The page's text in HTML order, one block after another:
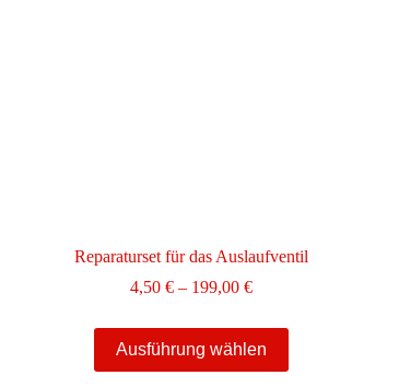
Reparaturset für das Auslaufventil
4,50 € – 199,00 €Preisspanne:
bis
199,00 €
Ausführung wählen
Produkt
weist